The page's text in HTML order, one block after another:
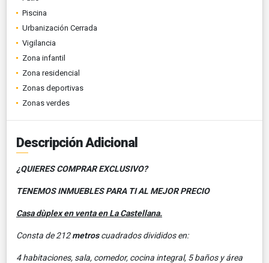
Piscina
Urbanización Cerrada
Vigilancia
Zona infantil
Zona residencial
Zonas deportivas
Zonas verdes
Descripción Adicional
¿QUIERES COMPRAR EXCLUSIVO?
TENEMOS INMUEBLES PARA TI AL MEJOR PRECIO
Casa dùplex en venta en La Castellana.
Consta de 212metroscuadrados divididos en:
4 habitaciones, sala, comedor, cocina integral, 5 baños y área